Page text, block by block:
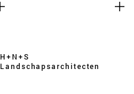
H+N+S
Landschaps­architecten